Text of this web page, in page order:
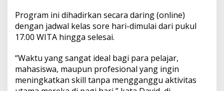
u
k
a
K
e
a
Program ini dihadirkan secara daring (online)
dengan jadwal kelas sore hari-dimulai dari pukul
17.00 WITA hingga selesai.
“Waktu yang sangat ideal bagi para pelajar,
mahasiswa, maupun profesional yang ingin
meningkatkan skill tanpa mengganggu aktivitas